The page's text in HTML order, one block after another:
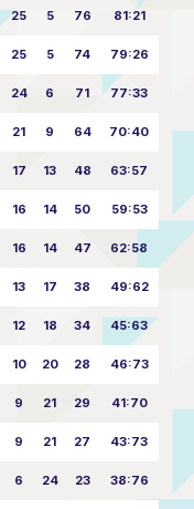
25 5 76 81:21
25 5 74 79:26
24 6 71 77:33
21 9 64 70:40
17 13 48 63:57
16 14 50 59:53
16 14 47 62:58
13 17 38 49:62
12 18 34 45:63
10 20 28 46:73
9 21 29 41:70
9 21 27 43:73
6 24 23 38:76